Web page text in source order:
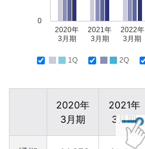
2020年
3月期
2021年
3月期
2022年
3月期
0
1Q 2Q
2020年
3月期
2021年
3月期